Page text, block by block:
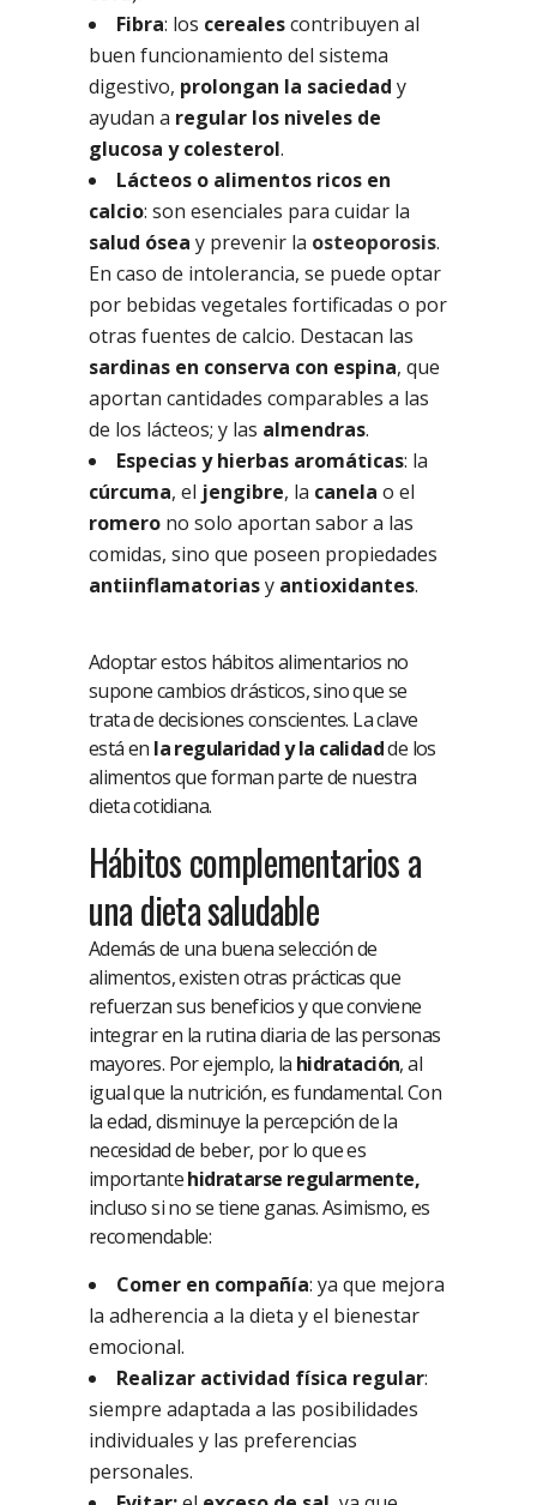
Fibra: los cerealescontribuyen al
buen funcionamiento del sistema
digestivo, prolongan la saciedad y
ayudan a regular los niveles de
glucosa y colesterol.
Lácteos o alimentos ricos en
calcio: son esenciales para cuidar la
salud ósea y prevenir la osteoporosis.
En caso de intolerancia, se puede optar
por bebidas vegetales fortificadas o por
otras fuentes de calcio. Destacan las
sardinas en conserva con espina, que
aportan cantidades comparables a las
de los lácteos; y las almendras.
Especias y hierbas aromáticas: la
cúrcuma, el jengibre, la canela o el
romero no solo aportan sabor a las
comidas, sino que poseen propiedades
antiinflamatoriasy antioxidantes.
Adoptar estos hábitos alimentarios no
supone cambios drásticos, sino que se
trata de decisiones conscientes. La clave
está en laregularidad y la calidadde los
alimentos que forman parte de nuestra
dieta cotidiana.
Hábitos complementarios a
una dieta saludable
Además de una buena selección de
alimentos, existen otras prácticas que
refuerzan sus beneficios y que conviene
integrar en la rutina diaria de las personas
mayores. Por ejemplo, la hidratación, al
igual que la nutrición, es fundamental. Con
la edad, disminuye la percepción de la
necesidad de beber, por lo que es
importantehidratarse regularmente,
incluso si no se tiene ganas. Asimismo, es
recomendable:
Comer en compañía: ya que mejora
la adherencia a la dieta y el bienestar
emocional.
Realizar actividad física regular:
siempre adaptada a las posibilidades
individuales y las preferencias
personales.